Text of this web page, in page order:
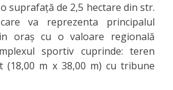
suprafață de 2,5 hectare din str.
va reprezenta principalul
oraș cu o valoare regională
sportiv cuprinde: teren
(18,00 m x 38,00 m) cu tribune